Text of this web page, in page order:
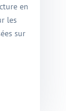
en
les
sur